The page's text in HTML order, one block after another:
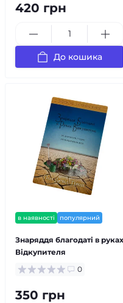
420 грн
До кошика
в наявності популярний
Знаряддя благодаті в руках
Відкупителя
0
350 грн